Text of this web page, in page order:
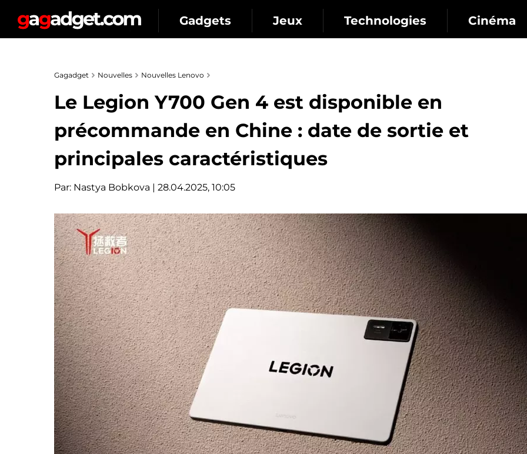
Gadgets Jeux Technologies Cinéma
Gagadget Nouvelles Nouvelles Lenovo
Le Legion Y700 Gen 4 est disponible en
précommande en Chine : date de sortie et
principales caractéristiques
Par: Nastya Bobkova | 28.04.2025, 10:05